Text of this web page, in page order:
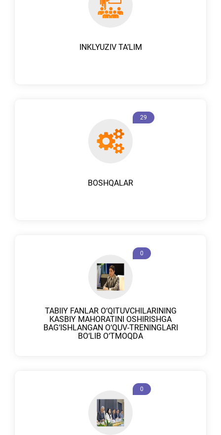
INKLYUZIV TAʼLIM
29
BOSHQALAR
0
TABIIY FANLAR O‘QITUVCHILARINING
KASBIY MAHORATINI OSHIRISHGA
BAG‘ISHLANGAN O‘QUV-TRENINGLARI
BO‘LIB O‘TMOQDA
0